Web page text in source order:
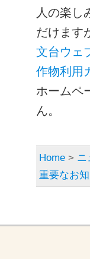
人の楽し
だけます
文台ウェ
作物利用
ホームペ
ん。
Home > ニ
重要なお